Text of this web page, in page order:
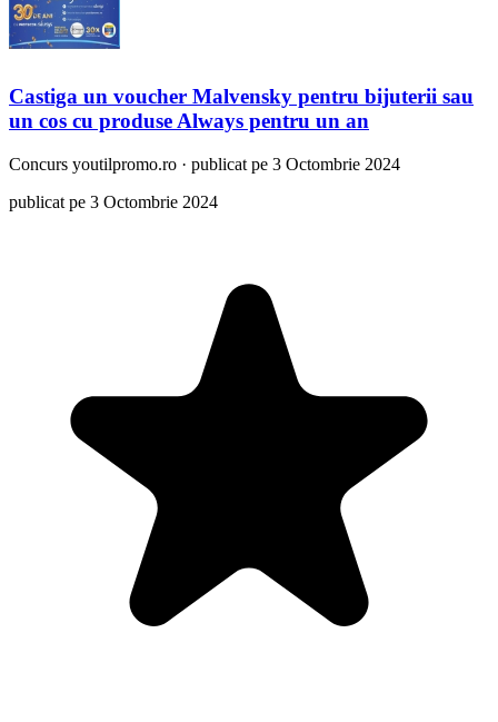
Castiga un voucher Malvensky pentru bijuterii sau
un cos cu produse Always pentru un an
Concurs youtilpromo.ro · publicat pe 3 Octombrie 2024
publicat pe 3 Octombrie 2024